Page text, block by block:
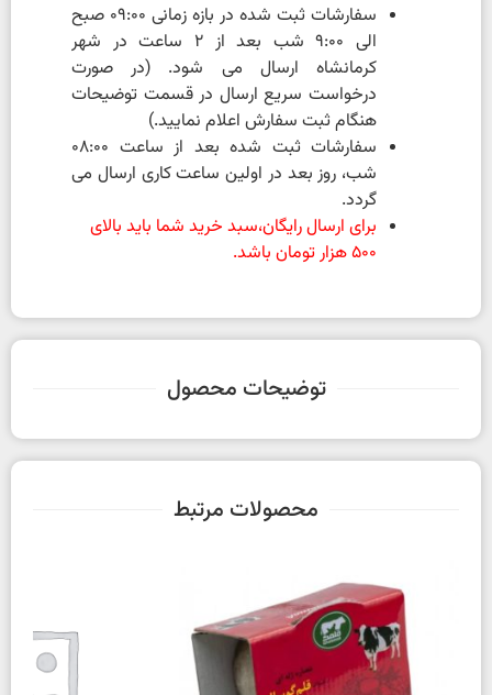
سفارشات ثبت شده در بازه زمانی 09:00 صبح
الی 9:00 شب بعد از 2 ساعت در شهر
کرمانشاه ارسال می شود. (در صورت
درخواست سریع ارسال در قسمت توضیحات
هنگام ثبت سفارش اعلام نمایید.)
سفارشات ثبت شده بعد از ساعت 08:00
شب، روز بعد در اولین ساعت کاری ارسال می
گردد.
برای ارسال رایگان،سبد خرید شما باید بالای
500 هزار تومان باشد.
توضیحات محصول
محصولات مرتبط